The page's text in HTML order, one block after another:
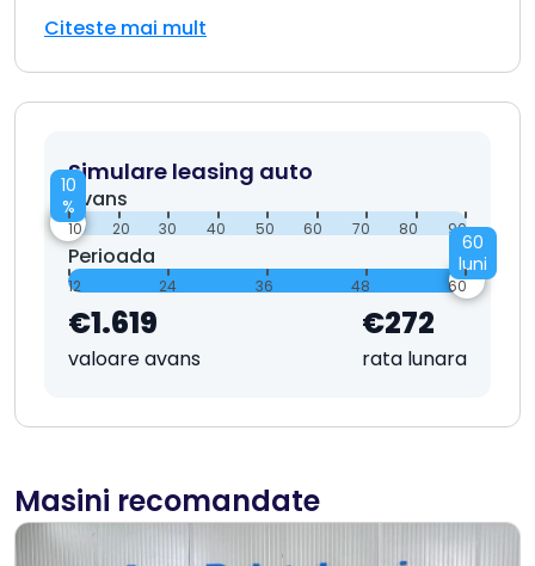
Citeste mai mult
Simulare leasing auto
Avans
10
%
10 20 30 40 50 60 70 80 90
Perioada
60
luni
12 24 36 48 60
€1.619
valoare avans
€272
rata lunara
Masini recomandate